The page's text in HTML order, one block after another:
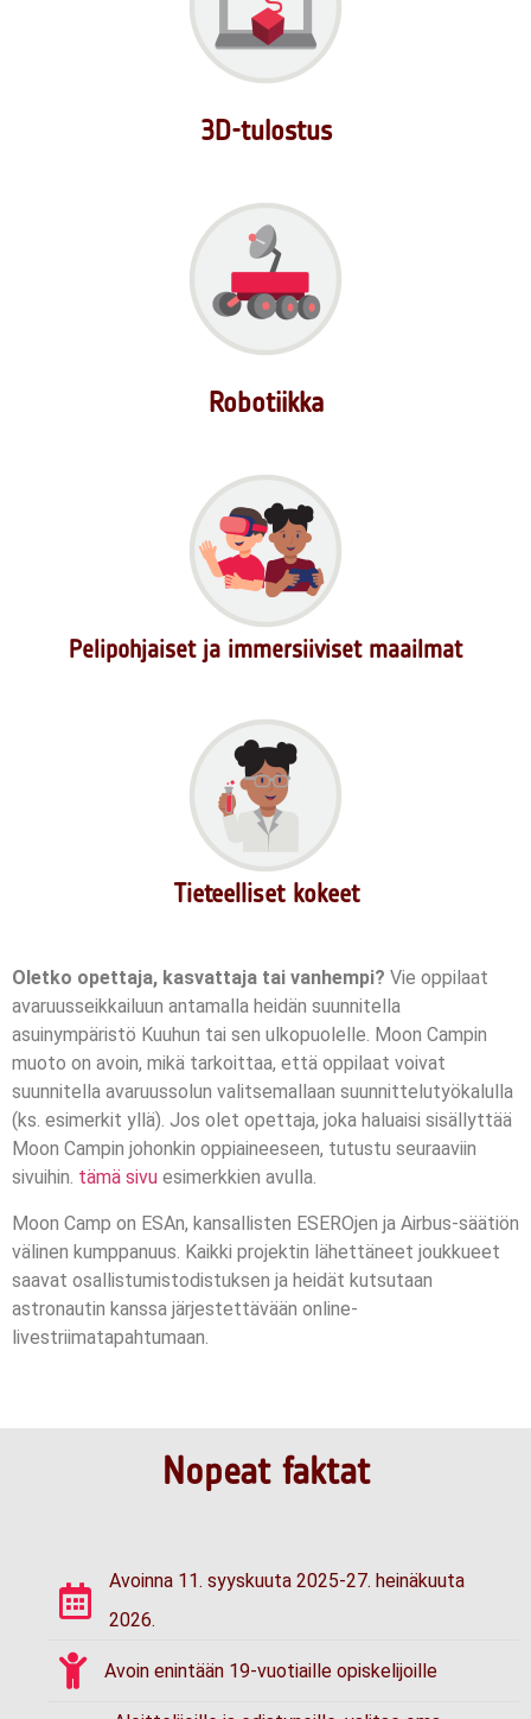
3D-tulostus
Robotiikka
Pelipohjaiset ja immersiiviset maailmat
Tieteelliset kokeet
Oletko opettaja, kasvattaja tai vanhempi? Vie oppilaat
avaruusseikkailuun antamalla heidän suunnitella
asuinympäristö Kuuhun tai sen ulkopuolelle. Moon Campin
muoto on avoin, mikä tarkoittaa, että oppilaat voivat
suunnitella avaruussolun valitsemallaan suunnittelutyökalulla
(ks. esimerkit yllä). Jos olet opettaja, joka haluaisi sisällyttää
Moon Campin johonkin oppiaineeseen, tutustu seuraaviin
sivuihin. tämä sivu esimerkkien avulla.
Moon Camp on ESAn, kansallisten ESEROjen ja Airbus-säätiön
välinen kumppanuus. Kaikki projektin lähettäneet joukkueet
saavat osallistumistodistuksen ja heidät kutsutaan
astronautin kanssa järjestettävään online-
livestriimatapahtumaan.
Nopeat faktat
Avoinna 11. syyskuuta 2025-27. heinäkuuta
2026.
Avoin enintään 19-vuotiaille opiskelijoille